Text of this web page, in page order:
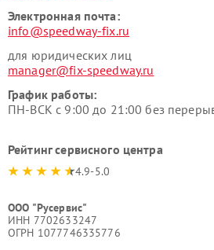
Электронная почта:
info@speedway-fix.ru
для юридических лиц
manager@fix-speedway.ru
График работы:
ПН-ВСК с 9:00 до 21:00 без
Рейтинг сервисного центра
4.9-5.0
ООО "Русервис"
ИНН 7702633247
ОГРН 1077746335776